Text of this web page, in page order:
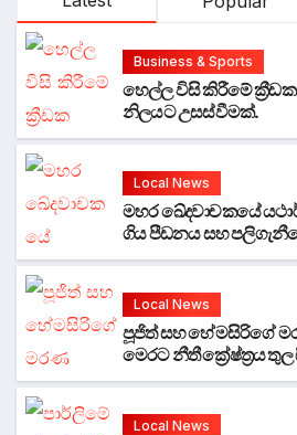
Business & Sports
හෙල්ල විසි කිරීමේ
නිලයට උසස්වීමක්.
Local News
මහර ඛේදවාචකයේ
ගිය පීඩනය සහ
Local News
පූජිත් සහ හේමසිරිගේ
මෙරට නීතී ක්‍රේෂ්ත්‍රය
Local News